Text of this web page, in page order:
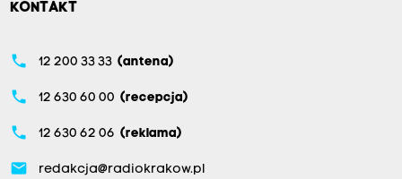
KONTAKT
phone 12 200 33 33 (antena)
phone 12 630 60 00 (recepcja)
phone 12 630 62 06 (reklama)
email redakcja@radiokrakow.pl